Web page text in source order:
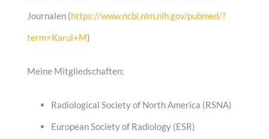
Journalen (https://www.ncbi.nlm.nih.gov/pubmed/?
term=Karul+M)
Meine Mitgliedschaften:
Radiological Society of North America (RSNA)
European Society of Radiology (ESR)